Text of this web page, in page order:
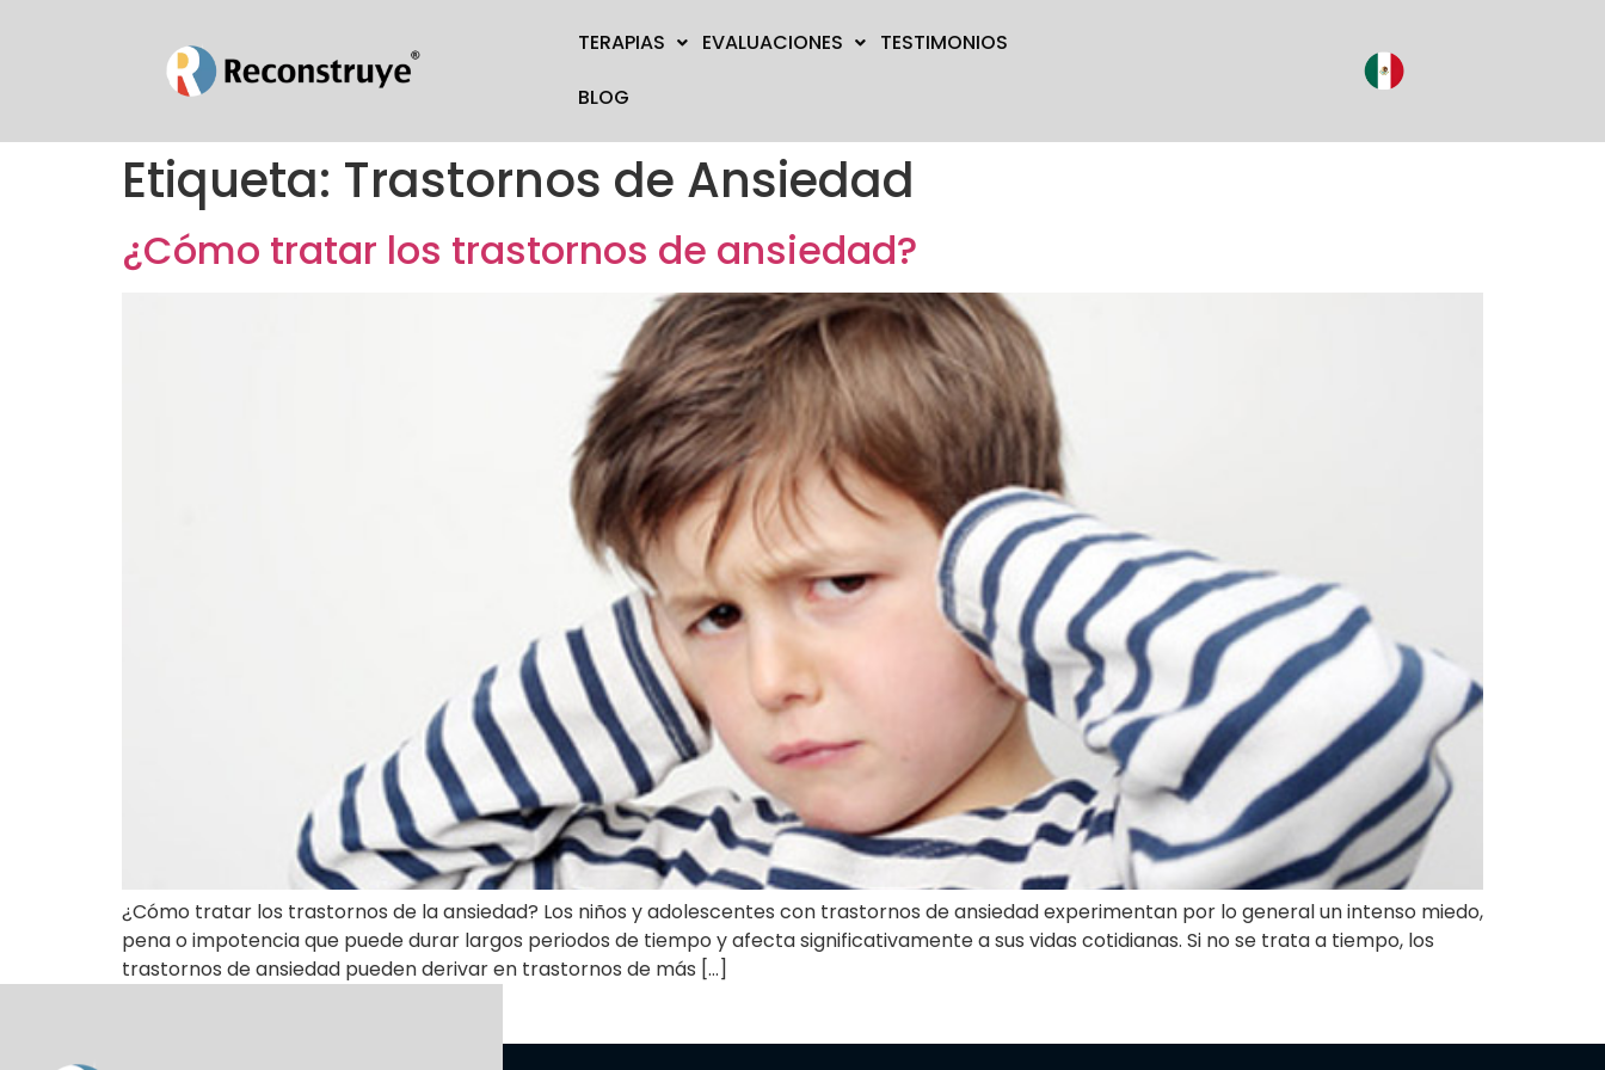
TERAPIAS EVALUACIONES
TESTIMONIOS
BLOG
Etiqueta: Trastornos de Ansiedad
¿Cómo tratar los trastornos de ansiedad?
¿Cómo tratar los trastornos de la ansiedad? Los niños y adolescentes con trastornos de ansiedad experimentan por lo general un intenso miedo,
pena o impotencia que puede durar largos periodos de tiempo y afecta significativamente a sus vidas cotidianas. Si no se trata a tiempo, los
trastornos de ansiedad pueden derivar en trastornos de más […]